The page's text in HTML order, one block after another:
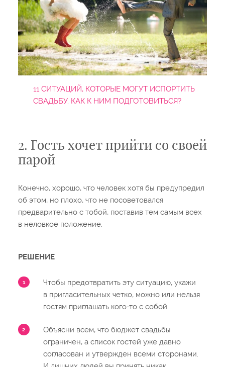
11 СИТУАЦИЙ, КОТОРЫЕ МОГУТ ИСПОРТИТЬ
СВАДЬБУ. КАК К НИМ ПОДГОТОВИТЬСЯ?
2. Гость хочет прийти со своей
парой
Конечно, хорошо, что человек хотя бы предупредил
об этом, но плохо, что не посоветовался
предварительно с тобой, поставив тем самым всех
в неловкое положение.
РЕШЕНИЕ
Чтобы предотвратить эту ситуацию, укажи
в пригласительных четко, можно или нельзя
гостям приглашать кого-то с собой.
Объясни всем, что бюджет свадьбы
ограничен, а список гостей уже давно
согласован и утвержден всеми сторонами.